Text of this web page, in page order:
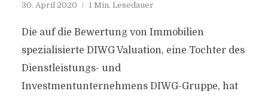
30. April 2020 1 Min. Lesedauer
Die auf die Bewertung von Immobilien
spezialisierte DIWG Valuation, eine Tochter des
Dienstleistungs- und
Investmentunternehmens DIWG-Gruppe, hat